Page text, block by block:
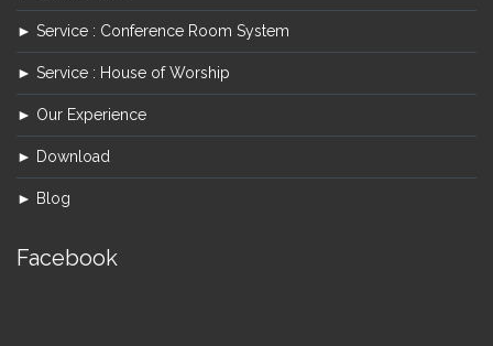
► Service : Conference Room System
► Service : House of Worship
► Our Experience
► Download
► Blog
Facebook